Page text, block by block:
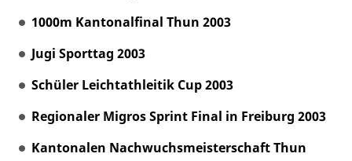
1000m Kantonalfinal Thun 2003
Jugi Sporttag 2003
Schüler Leichtathleitik Cup 2003
Regionaler Migros Sprint Final in Freiburg 2003
Kantonalen Nachwuchsmeisterschaft Thun